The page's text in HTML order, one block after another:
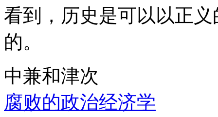
看到，历史是可以以正
的。
中兼和津次
腐败的政治经济学